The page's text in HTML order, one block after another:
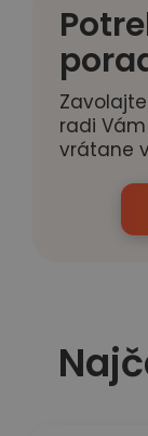
radi
vrátane